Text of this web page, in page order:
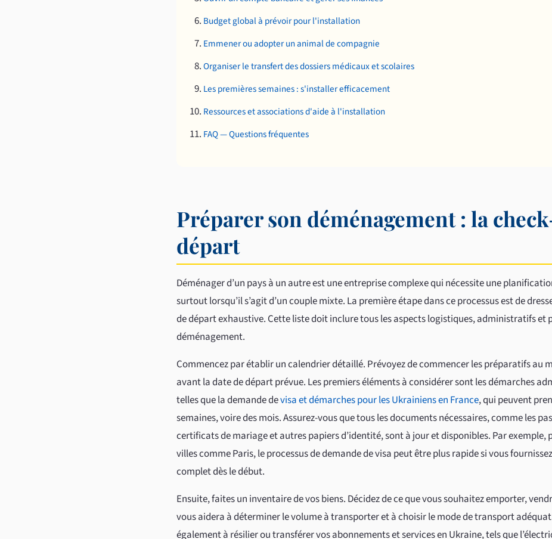
Budget global à prévoir pour l'installation
Emmener ou adopter un animal de compagnie
Organiser le transfert des dossiers médicaux et scolaires
Les premières semaines : s'installer efficacement
Ressources et associations d'aide à l'installation
FAQ — Questions fréquentes
Préparer son déménagement : la
départ
Déménager d’un pays à un autre est une entreprise complexe qui nécessite une
surtout lorsqu’il s’agit d’un couple mixte. La première étape dans ce processus est de
de départ exhaustive. Cette liste doit inclure tous les aspects logistiques, administratifs et
déménagement.
Commencez par établir un calendrier détaillé. Prévoyez de commencer les préparatifs au
avant la date de départ prévue. Les premiers éléments à considérer sont les démarches
telles que la demande devisa et démarches pour les Ukrainiens en France, qui peuvent
semaines, voire des mois. Assurez-vous que tous les documents nécessaires, comme les
certificats de mariage et autres papiers d’identité, sont à jour et disponibles. Par exemple,
villes comme Paris, le processus de demande de visa peut être plus rapide si vous
complet dès le début.
Ensuite, faites un inventaire de vos biens. Décidez de ce que vous souhaitez emporter,
vous aidera à déterminer le volume à transporter et à choisir le mode de transport
également à résilier ou transférer vos abonnements et services en Ukraine, tels que